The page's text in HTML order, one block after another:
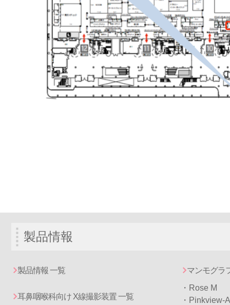
製品情報
製品情報 一覧
耳鼻咽喉科向け X線撮影装置 一覧
マンモグラ
・ Rose M
・ Pinkview-